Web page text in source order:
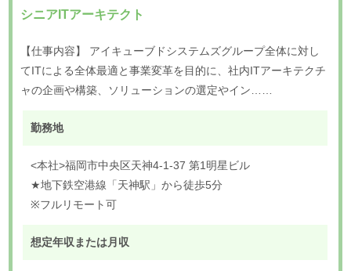
シニアITアーキテクト
【仕事内容】 アイキューブドシステムズグループ全体に対し
てITによる全体最適と事業変革を目的に、社内ITアーキテクチ
ャの企画や構築、ソリューションの選定やイン……
勤務地
<本社>福岡市中央区天神4-1-37 第1明星ビル
★地下鉄空港線「天神駅」から徒歩5分
※フルリモート可
想定年収または月収